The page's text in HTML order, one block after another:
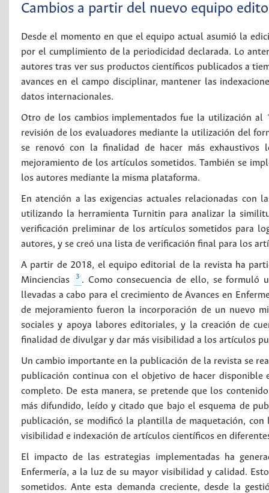
Cambios a partir del nuevo equipo
Desde el momento en que el equipo actual asumió la
por el cumplimiento de la periodicidad declarada. Lo
autores tras ver sus productos científicos publicados a
avances en el campo disciplinar, mantener las
datos internacionales.
Otro de los cambios implementados fue la utilización al
revisión de los evaluadores mediante la utilización del
se renovó con la finalidad de hacer más exhaustivos
mejoramiento de los artículos sometidos. También se
los autores mediante la misma plataforma.
En atención a las exigencias actuales relacionadas con
utilizando la herramienta Turnitin para analizar la
verificación preliminar de los artículos sometidos para
autores, y se creó una lista de verificación final para los
A partir de 2018, el equipo editorial de la revista ha
Minciencias
3 . Como consecuencia de ello, se formuló
llevadas a cabo para el crecimiento de Avances en
de mejoramiento fueron la incorporación de un nuevo
sociales y apoya labores editoriales, y la creación de
finalidad de divulgar y dar más visibilidad a los artículos
Un cambio importante en la publicación de la revista se
publicación continua con el objetivo de hacer
completo. De esta manera, se pretende que los
más difundido, leído y citado que bajo el esquema de
publicación, se modificó la plantilla de maquetación,
visibilidad e indexación de artículos científicos en
El impacto de las estrategias implementadas ha
Enfermería, a la luz de su mayor visibilidad y calidad.
sometidos. Ante esta demanda creciente, desde la